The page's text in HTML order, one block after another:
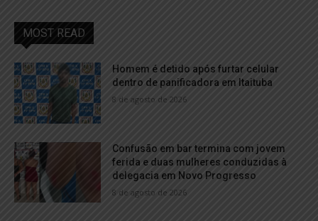
MOST READ
Homem é detido após furtar celular
dentro de panificadora em Itaituba
8 de agosto de 2026
Confusão em bar termina com jovem
ferida e duas mulheres conduzidas à
delegacia em Novo Progresso
8 de agosto de 2026